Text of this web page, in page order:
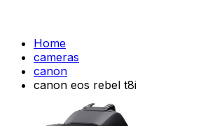
Home
cameras
canon
canon eos rebel t8i